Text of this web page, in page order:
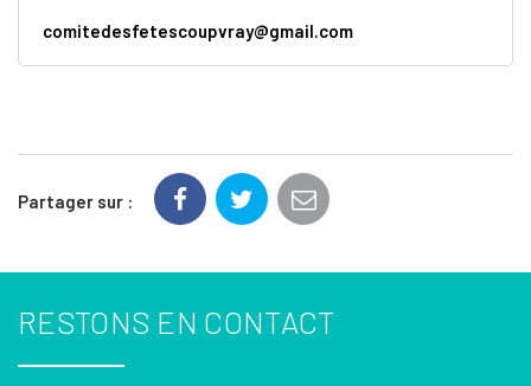
comitedesfetescoupvray@gmail.com
Partager sur :
RESTONS EN CONTACT